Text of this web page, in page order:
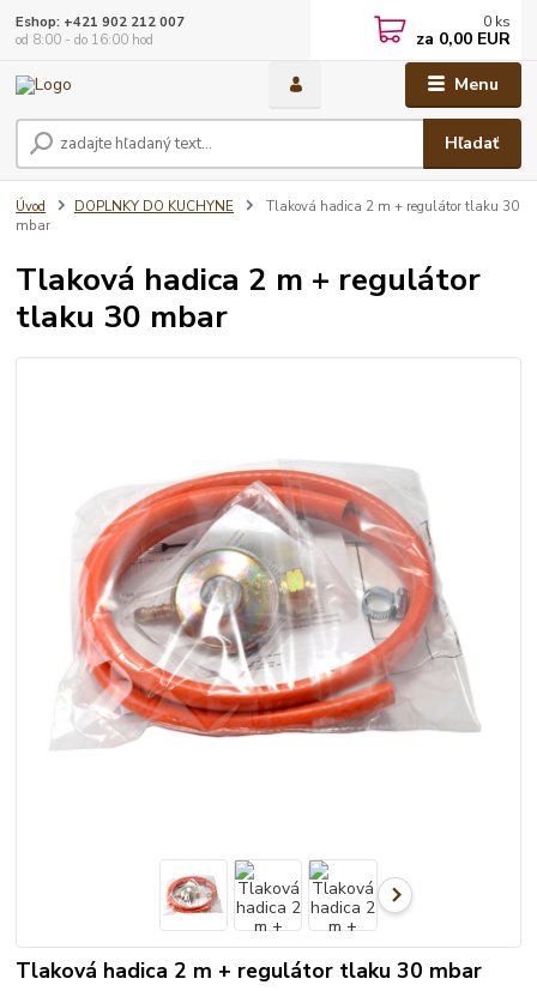
Menu
Hľadať
Eshop: +421 902 212 007
od 8:00 - do 16:00 hod
0 ks
za 0,00 EUR
Úvod DOPLNKY DO KUCHYNE
Tlaková hadica 2 m + regulátor tlaku 30
mbar
Tlaková hadica 2 m + regulátor
tlaku 30 mbar
Tlaková hadica 2 m + regulátor tlaku 30 mbar